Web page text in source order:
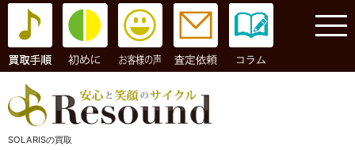
コラム
SOLARISの買取